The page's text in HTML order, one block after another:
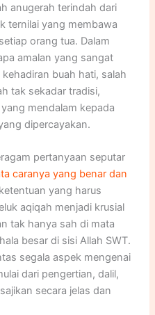
anugerah terindah dari
ternilai yang membawa
orang tua. Dalam
amalan yang sangat
buah hati, salah
tak sekadar tradisi,
mendalam kepada
dipercayakan.
pertanyaan seputar
caranya yang benar dan
yang harus
aqiqah menjadi krusial
tak hanya sah di mata
besar di sisi Allah SWT.
segala aspek mengenai
dari pengertian, dalil,
secara jelas dan